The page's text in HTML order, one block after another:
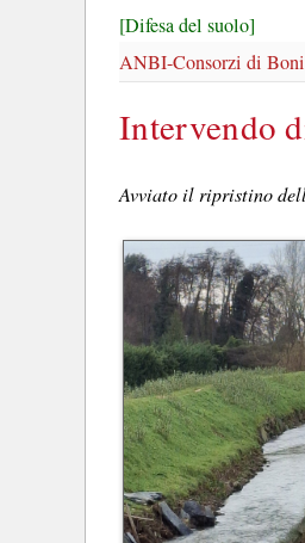
[Difesa del suolo]
ANBI-Consorzi di
Intervendo
Avviato il ripristino